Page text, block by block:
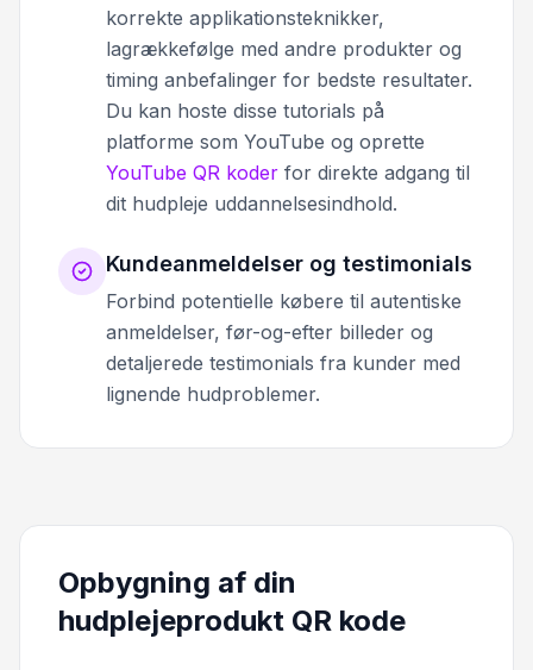
korrekte applikationsteknikker,
lagrækkefølge med andre produkter og
timing anbefalinger for bedste resultater.
Du kan hoste disse tutorials på
platforme som YouTube og oprette
YouTube QR koder for direkte adgang til
dit hudpleje uddannelsesindhold.
Kundeanmeldelser og testimonials
Forbind potentielle købere til autentiske
anmeldelser, før-og-efter billeder og
detaljerede testimonials fra kunder med
lignende hudproblemer.
Opbygning af din
hudplejeprodukt QR kode